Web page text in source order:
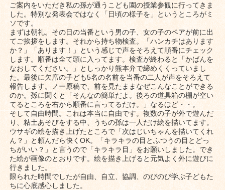
ご案内をいただき私の孫が通うこども園の授業参観に行ってきま
した。特別な発表会ではなく「日頃の様子を」というところがミ
ソです。
まずは朝礼。その日の当番という男の子、女の子のペアが前に出
てご挨拶をします。それから持ち物検査。「ハンカチはあります
か？」「あります！」という感じで声をそろえて順番にチェック
します。順番は全て頭に入ってます。検査が終わると「かばんを
なおしてください。」としっかり熊本弁で締めくくっていまし
た。最後に欠席の子ども5名の名前を当番の二人が声をそろえて
報告します。ノー原稿で、前を見たままなぜこんなことができる
のか。孫に聞くと「そんなの簡単だよ。後ろの道具箱の棚が空い
てるところを右から順番に言ってるだけ。」なるほど・・。
そして自由時間。これは本当に自由です。複数の子が外で遊んだ
り、粘土あそびをする中、うちの孫は一人だけ絵を描いてます。
ウサギの絵を描き上げたところで「次はじいちゃんを描いてくれ
ん？」と頼んだら快くOK。「キラキラの目とふつうの目とどっ
ちがいい？」と言うので「キラキラ目」をお願いしました。でき
た絵が画像のとおりです。絵を描き上げると元気よく外に遊びに
行きました。
限られた時間でしたが自由、自立、協調、のびのび学ぶ子どもた
ちに心底感心しました。